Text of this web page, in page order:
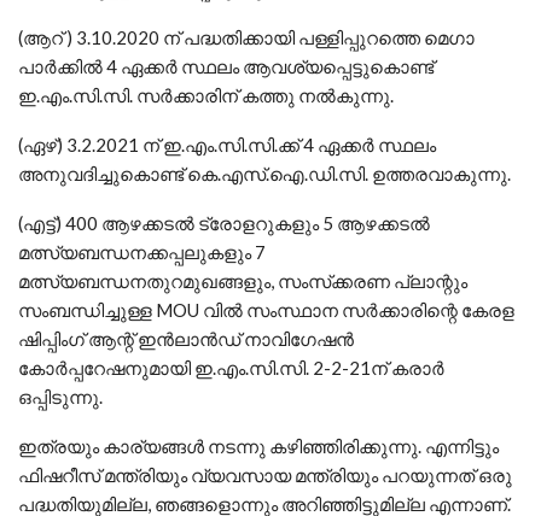
(ആറ് ) 3.10.2020 ന് പദ്ധതിക്കായി പള്ളിപ്പുറത്തെ മെഗാ
പാര്‍ക്കില്‍ 4 ഏക്കര്‍ സ്ഥലം ആവശ്യപ്പെട്ടുകൊണ്ട്
ഇ.എം.സി.സി. സര്‍ക്കാരിന് കത്തു നല്‍കുന്നു.
(ഏഴ്) 3.2.2021 ന് ഇ.എം.സി.സി.ക്ക് 4 ഏക്കര്‍ സ്ഥലം
അനുവദിച്ചുകൊണ്ട് കെ.എസ്.ഐ.ഡി.സി. ഉത്തരവാകുന്നു.
(എട്ട്) 400 ആഴക്കടല്‍ ട്രോളറുകളും 5 ആഴക്കടല്‍
മത്സ്യബന്ധനക്കപ്പലുകളും 7
മത്സ്യബന്ധനതുറമുഖങ്ങളും, സംസ്‌ക്കരണ പ്ലാന്റും
സംബന്ധിച്ചുള്ള MOU വില്‍ സംസ്ഥാന സര്‍ക്കാരിന്റെ കേരള
ഷിപ്പിംഗ് ആന്റ് ഇന്‍ലാന്‍ഡ് നാവിഗേഷന്‍
കോര്‍പ്പറേഷനുമായി ഇ.എം.സി.സി. 2-2-21ന് കരാര്‍
ഒപ്പിടുന്നു.
ഇത്രയും കാര്യങ്ങള്‍ നടന്നു കഴിഞ്ഞിരിക്കുന്നു. എന്നിട്ടും
ഫിഷറീസ് മന്ത്രിയും വ്യവസായ മന്ത്രിയും പറയുന്നത് ഒരു
പദ്ധതിയുമില്ല, ഞങ്ങളൊന്നും അറിഞ്ഞിട്ടുമില്ല എന്നാണ്.